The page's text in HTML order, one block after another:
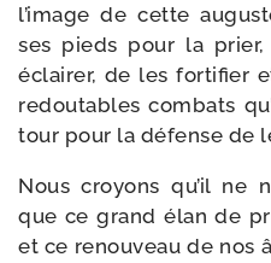
l’image de cette
ses pieds pour la
éclai­rer, de les for­ti­fier
redou­tables com­bats
tour pour la défense de
Nous croyons qu’il ne
que ce grand élan de
et ce renou­veau de